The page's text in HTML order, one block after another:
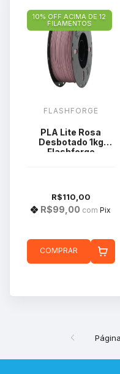
10% OFF ACIMA DE 12
FILAMENTOS
FLASHFORGE
PLA Lite Rosa
Desbotado 1kg
Flashforge
R$110,00
R$99,00 com Pix
COMPRAR
Página